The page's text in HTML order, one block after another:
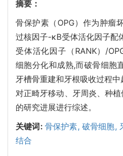
摘要：
骨保护素（OPG）作为肿瘤
过核因子-κB受体活化因子配
受体活化因子（RANK）/
细胞分化和成熟,而破骨细胞
牙槽骨重建和牙根吸收过程
对正畸牙移动、牙周炎、种
的研究进展进行综述。
关键词: 骨保护素, 破骨细胞,
结合